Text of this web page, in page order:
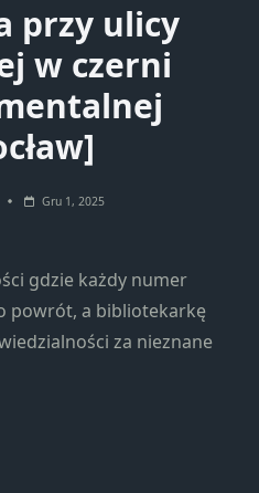
przy ulicy
w czerni
Gru 1, 2025
gdzie każdy numer
powrót, a bibliotekarkę
za nieznane